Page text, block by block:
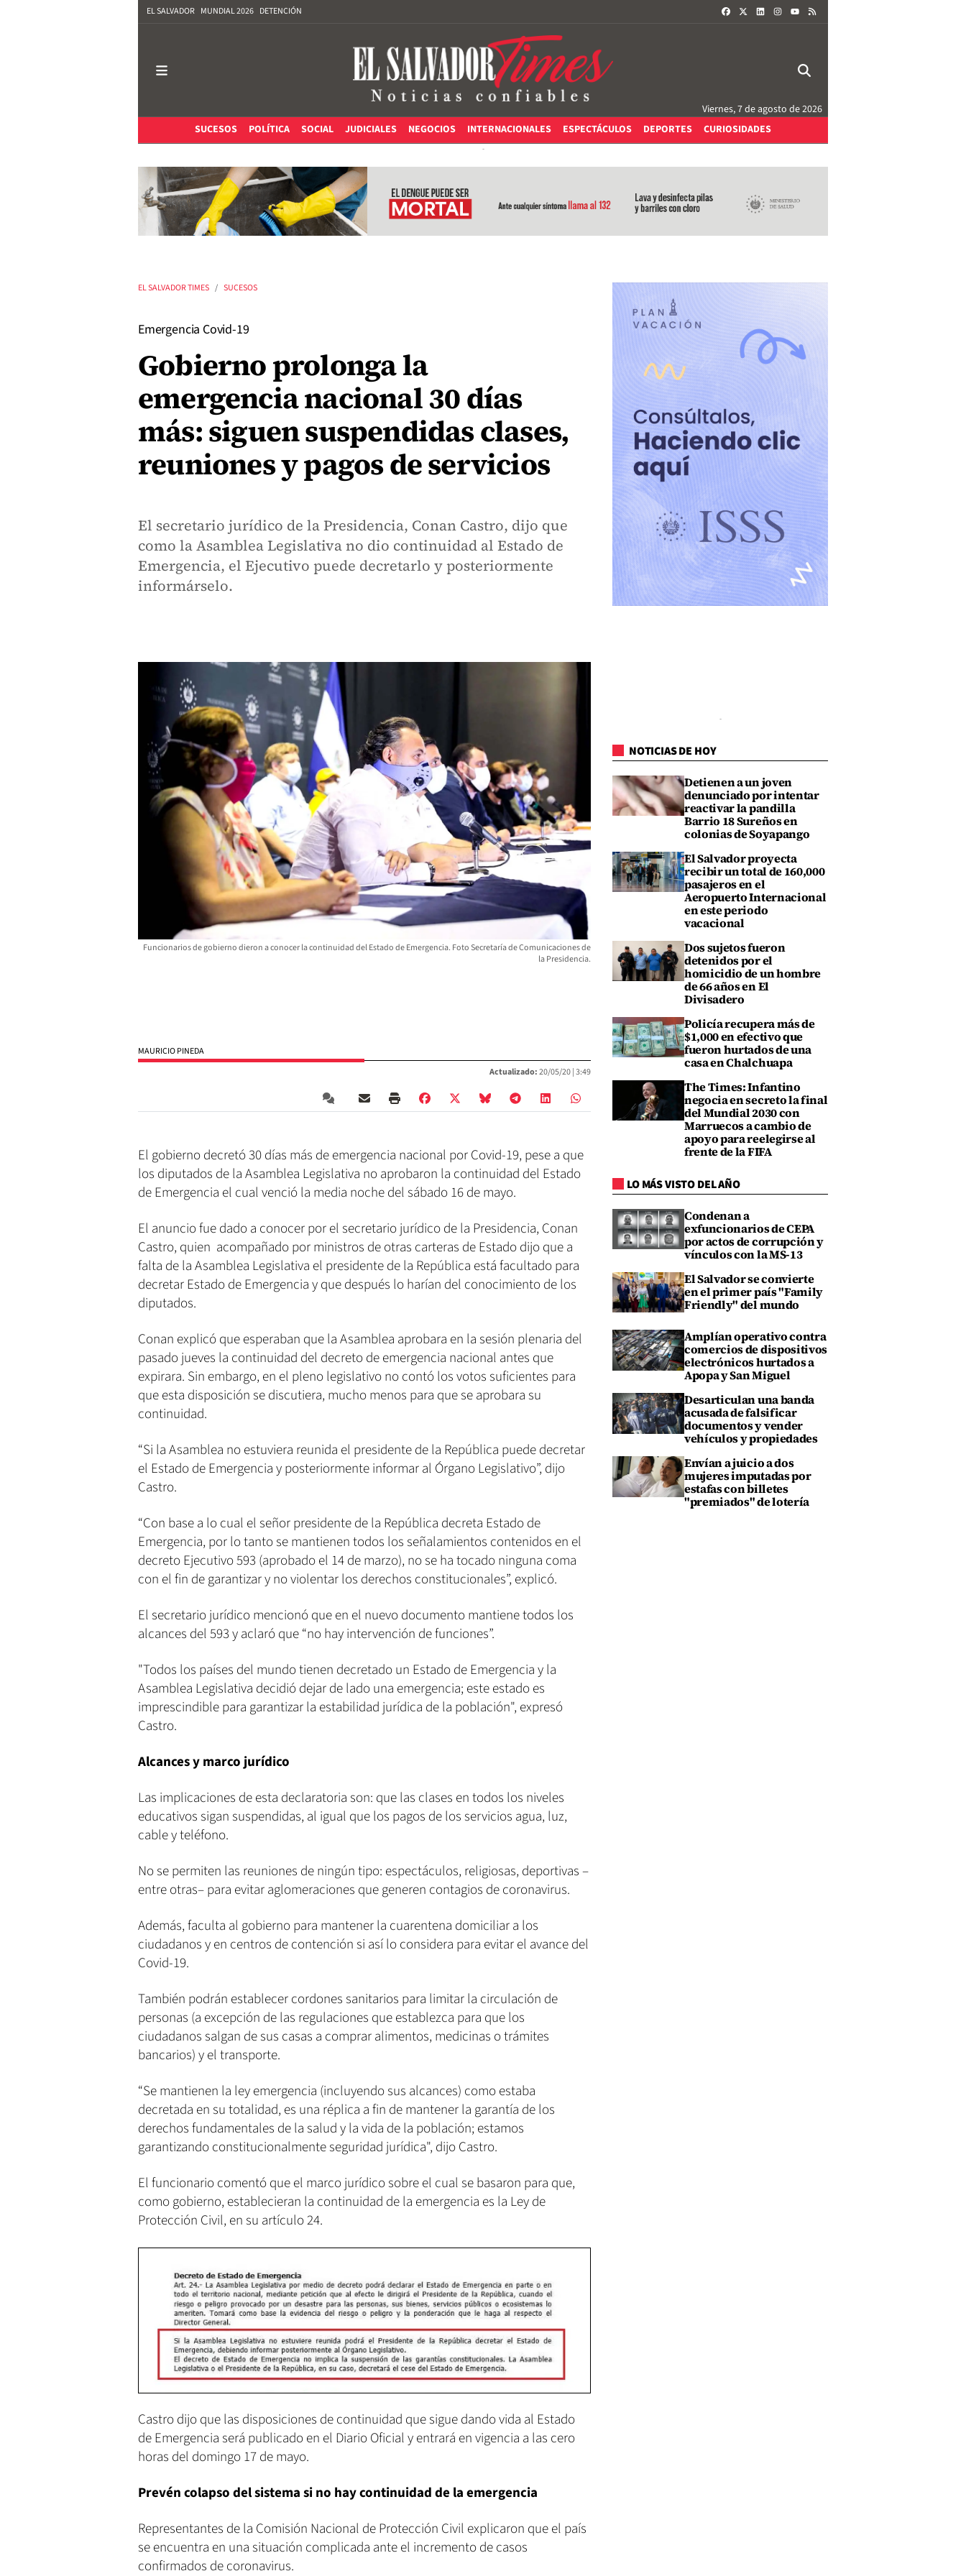
EL SALVADOR MUNDIAL 2026 DETENCIÓN FACEBOOKLINKEDININSTAGRAM
Viernes, 7 de agosto de 2026
SUCESOS
POLÍTICA SOCIAL JUDICIALES NEGOCIOS INTERNACIONALES ESPECTÁCULOS DEPORTES CURIOSIDADES
EL SALVADOR TIMES SUCESOS
Emergencia Covid-19
Gobierno prolonga la
emergencia nacional 30 días
más: siguen suspendidas clases,
reuniones y pagos de servicios
El secretario jurídico de la Presidencia, Conan Castro, dijo que
como la Asamblea Legislativa no dio continuidad al Estado de
Emergencia, el Ejecutivo puede decretarlo y posteriormente
informárselo.
Funcionarios de gobierno dieron a conocer la continuidad del Estado de Emergencia. Foto Secretaría de Comunicaciones de
la Presidencia.
MAURICIO PINEDA
Actualizado:20/05/20 |3:49
El gobierno decretó 30 días más de emergencia nacional por Covid-19, pese a que
los diputados de la Asamblea Legislativa no aprobaron la continuidad del Estado
de Emergencia el cual venció la media noche del sábado 16 de mayo.
El anuncio fue dado a conocer por el secretario jurídico de la Presidencia, Conan
Castro, quien acompañado por ministros de otras carteras de Estado dijo que a
falta de la Asamblea Legislativa el presidente de la República está facultado para
decretar Estado de Emergencia y que después lo harían del conocimiento de los
diputados.
Conan explicó que esperaban que la Asamblea aprobara en la sesión plenaria del
pasado jueves la continuidad del decreto de emergencia nacional antes que
expirara. Sin embargo, en el pleno legislativo no contó los votos suficientes para
que esta disposición se discutiera, mucho menos para que se aprobara su
continuidad.
“Si la Asamblea no estuviera reunida el presidente de la República puede decretar
el Estado de Emergencia y posteriormente informar al Órgano Legislativo”, dijo
Castro.
“Con base a lo cual el señor presidente de la República decreta Estado de
Emergencia, por lo tanto se mantienen todos los señalamientos contenidos en el
decreto Ejecutivo 593 (aprobado el 14 de marzo), no se ha tocado ninguna coma
con el fin de garantizar y no violentar los derechos constitucionales”, explicó.
El secretario jurídico mencionó que en el nuevo documento mantiene todos los
alcances del 593 y aclaró que “no hay intervención de funciones”.
"Todos los países del mundo tienen decretado un Estado de Emergencia y la
Asamblea Legislativa decidió dejar de lado una emergencia; este estado es
imprescindible para garantizar la estabilidad jurídica de la población", expresó
Castro.
Alcances y marco jurídico
Las implicaciones de esta declaratoria son: que las clases en todos los niveles
educativos sigan suspendidas, al igual que los pagos de los servicios agua, luz,
cable y teléfono.
No se permiten las reuniones de ningún tipo: espectáculos, religiosas, deportivas –
entre otras– para evitar aglomeraciones que generen contagios de coronavirus.
Además, faculta al gobierno para mantener la cuarentena domiciliar a los
ciudadanos y en centros de contención si así lo considera para evitar el avance del
Covid-19.
También podrán establecer cordones sanitarios para limitar la circulación de
personas (a excepción de las regulaciones que establezca para que los
ciudadanos salgan de sus casas a comprar alimentos, medicinas o trámites
bancarios) y el transporte.
“Se mantienen la ley emergencia (incluyendo sus alcances) como estaba
decretada en su totalidad, es una réplica a fin de mantener la garantía de los
derechos fundamentales de la salud y la vida de la población; estamos
garantizando constitucionalmente seguridad jurídica", dijo Castro.
El funcionario comentó que el marco jurídico sobre el cual se basaron para que,
como gobierno, establecieran la continuidad de la emergencia es la Ley de
Protección Civil, en su artículo 24.
Castro dijo que las disposiciones de continuidad que sigue dando vida al Estado
de Emergencia será publicado en el Diario Oficial y entrará en vigencia a las cero
horas del domingo 17 de mayo.
Prevén colapso del sistema si no hay continuidad de la emergencia
Representantes de la Comisión Nacional de Protección Civil explicaron que el país
se encuentra en una situación complicada ante el incremento de casos
confirmados de coronavirus.
NOTICIAS DE HOY
Detienen a un joven
denunciado por intentar
reactivar la pandilla
Barrio 18 Sureños en
colonias de Soyapango
El Salvador proyecta
recibir un total de 160,000
pasajeros en el
Aeropuerto Internacional
en este periodo
vacacional
Dos sujetos fueron
detenidos por el
homicidio de un hombre
de 66 años en El
Divisadero
Policía recupera más de
$1,000 en efectivo que
fueron hurtados de una
casa en Chalchuapa
The Times: Infantino
negocia en secreto la final
del Mundial 2030 con
Marruecos a cambio de
apoyo para reelegirse al
frente de la FIFA
LO MÁS VISTO DEL AÑO
Condenan a
exfuncionarios de CEPA
por actos de corrupción y
vínculos con la MS-13
El Salvador se convierte
en el primer país "Family
Friendly" del mundo
Amplían operativo contra
comercios de dispositivos
electrónicos hurtados a
Apopa y San Miguel
Desarticulan una banda
acusada de falsificar
documentos y vender
vehículos y propiedades
Envían a juicio a dos
mujeres imputadas por
estafas con billetes
"premiados" de lotería